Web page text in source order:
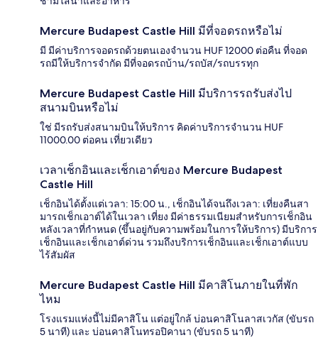
Mercure Budapest Castle Hill มีที่จอดรถหรือไม่
มี มีค่าบริการจอดรถด้วยตนเองจำนวน HUF 12000 ต่อคืน ที่จอด
รถมีให้บริการจำกัด มีที่จอดรถบ้าน/รถบัส/รถบรรทุก
Mercure Budapest Castle Hill มีบริการรถรับส่งไป
สนามบินหรือไม่
ใช่ มีรถรับส่งสนามบินให้บริการ คิดค่าบริการจำนวน HUF
11000.00 ต่อคน เที่ยวเดียว
เวลาเช็กอินและเช็กเอาต์ของ Mercure Budapest
Castle Hill
เช็กอินได้ตั้งแต่เวลา: 15:00 น., เช็กอินได้จนถึงเวลา: เที่ยงคืนสา
มารถเช็กเอาต์ได้ในเวลา เที่ยง มีค่าธรรมเนียมสำหรับการเช็กอิน
หลังเวลาที่กำหนด (ขึ้นอยู่กับความพร้อมในการให้บริการ) มีบริการ
เช็กอินและเช็กเอาต์ด่วน รวมถึงบริการเช็กอินและเช็กเอาต์แบบ
ไร้สัมผัส
Mercure Budapest Castle Hill มีคาสิโนภายในที่พัก
ไหม
โรงแรมแห่งนี้ไม่มีคาสิโน แต่อยู่ใกล้ บ่อนคาสิโนลาสเวกัส (ขับรถ
5 นาที) และ บ่อนคาสิโนทรอปิคานา (ขับรถ 5 นาที)